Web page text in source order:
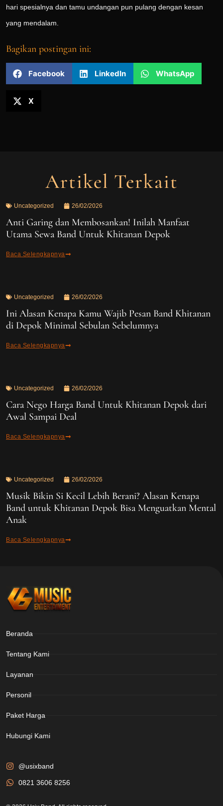
hari spesialnya dan tamu undangan pun pulang dengan kesan
yang mendalam.
Bagikan postingan ini:
Facebook LinkedIn WhatsApp
X
Artikel Terkait
Uncategorized 26/02/2026
Anti Garing dan Membosankan! Inilah Manfaat
Utama Sewa Band Untuk Khitanan Depok
Baca Selengkapnya
Uncategorized 26/02/2026
Ini Alasan Kenapa Kamu Wajib Pesan Band Khitanan
di Depok Minimal Sebulan Sebelumnya
Baca Selengkapnya
Uncategorized 26/02/2026
Cara Nego Harga Band Untuk Khitanan Depok dari
Awal Sampai Deal
Baca Selengkapnya
Uncategorized 26/02/2026
Musik Bikin Si Kecil Lebih Berani? Alasan Kenapa
Band untuk Khitanan Depok Bisa Menguatkan Mental
Anak
Baca Selengkapnya
@usixband
0821 3606 8256
Beranda
Tentang Kami
Layanan
Personil
Paket Harga
Hubungi Kami